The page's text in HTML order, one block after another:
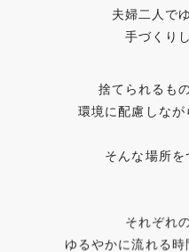
夫婦二人で
手づくり
捨てられるも
環境に配慮しなが
そんな場所を
それぞれ
ゆるやかに流れる時